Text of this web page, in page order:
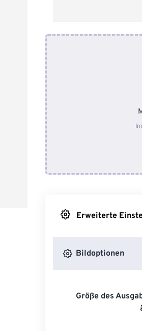
Erweiterte
Bildoptionen
Größe des